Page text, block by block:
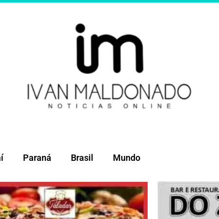
Paraná Brasil Mundo